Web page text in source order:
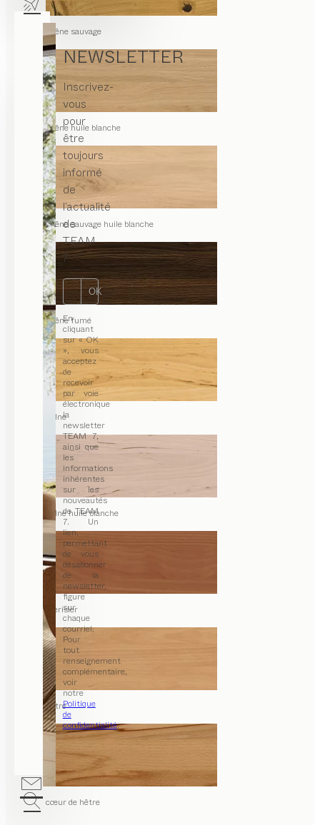
NEWSLETTER
Inscrivez-
vous
pour
être
toujours
informé
de
l’actualité
de
TEAM
7.
OK
En
cliquant
sur « OK
», vous
acceptez
de
recevoir
par voie
électronique
la
newsletter
TEAM 7,
ainsi que
les
informations
inhérentes
sur les
nouveautés
de TEAM
7. Un
lien,
permettant
de vous
désabonner
de la
newsletter,
figure
sur
chaque
courriel.
Pour
tout
renseignement
complémentaire,
voir
notre
Politique
de
confidentialité.
chêne sauvage
chêne huile blanche
chêne sauvage huile blanche
chêne fumé
aulne
aulne huile blanche
merisier
hêtre
cœur de hêtre